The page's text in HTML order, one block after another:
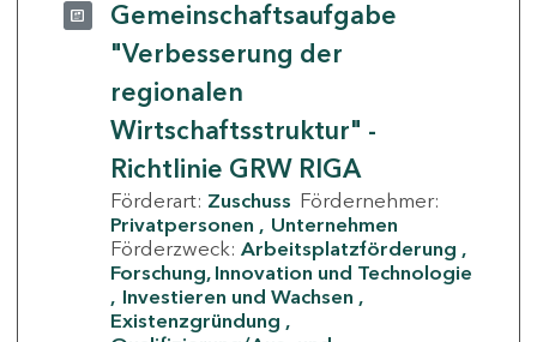
Gemeinschaftsaufgabe
"Verbesserung der
regionalen
Wirtschaftsstruktur" -
Richtlinie GRW RIGA
Förderart: Zuschuss Fördernehmer:
Privatpersonen
Unternehmen
Förderzweck: Arbeitsplatzförderung
Forschung, Innovation und Technologie
Investieren und Wachsen
Existenzgründung